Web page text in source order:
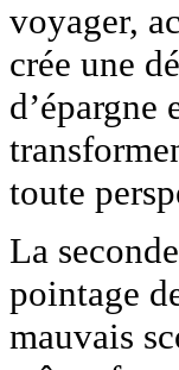
voyager,
crée une
d’épargne
toute
La
pointage
mauvais